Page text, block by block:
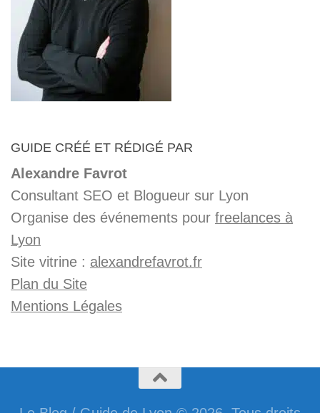
GUIDE CRÉÉ ET RÉDIGÉ PAR
Alexandre Favrot
Consultant SEO et Blogueur sur Lyon
Organise des événements pour freelances à
Lyon
Site vitrine : alexandrefavrot.fr
Plan du Site
Mentions Légales